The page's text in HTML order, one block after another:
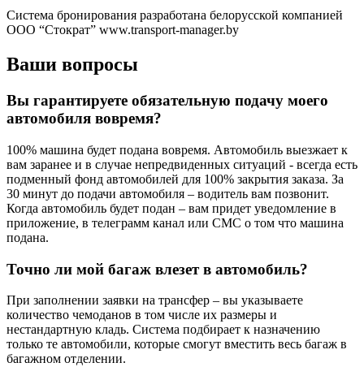
Система бронирования разработана белорусской компанией
ООО “Стократ” www.transport-manager.by
Ваши вопросы
Вы гарантируете обязательную подачу моего
автомобиля вовремя?
100% машина будет подана вовремя. Автомобиль выезжает к
вам заранее и в случае непредвиденных ситуаций - всегда есть
подменный фонд автомобилей для 100% закрытия заказа. За
30 минут до подачи автомобиля – водитель вам позвонит.
Когда автомобиль будет подан – вам придет уведомление в
приложение, в телеграмм канал или СМС о том что машина
подана.
Точно ли мой багаж влезет в автомобиль?
При заполнении заявки на трансфер – вы указываете
количество чемоданов в том числе их размеры и
нестандартную кладь. Система подбирает к назначению
только те автомобили, которые смогут вместить весь багаж в
багажном отделении.